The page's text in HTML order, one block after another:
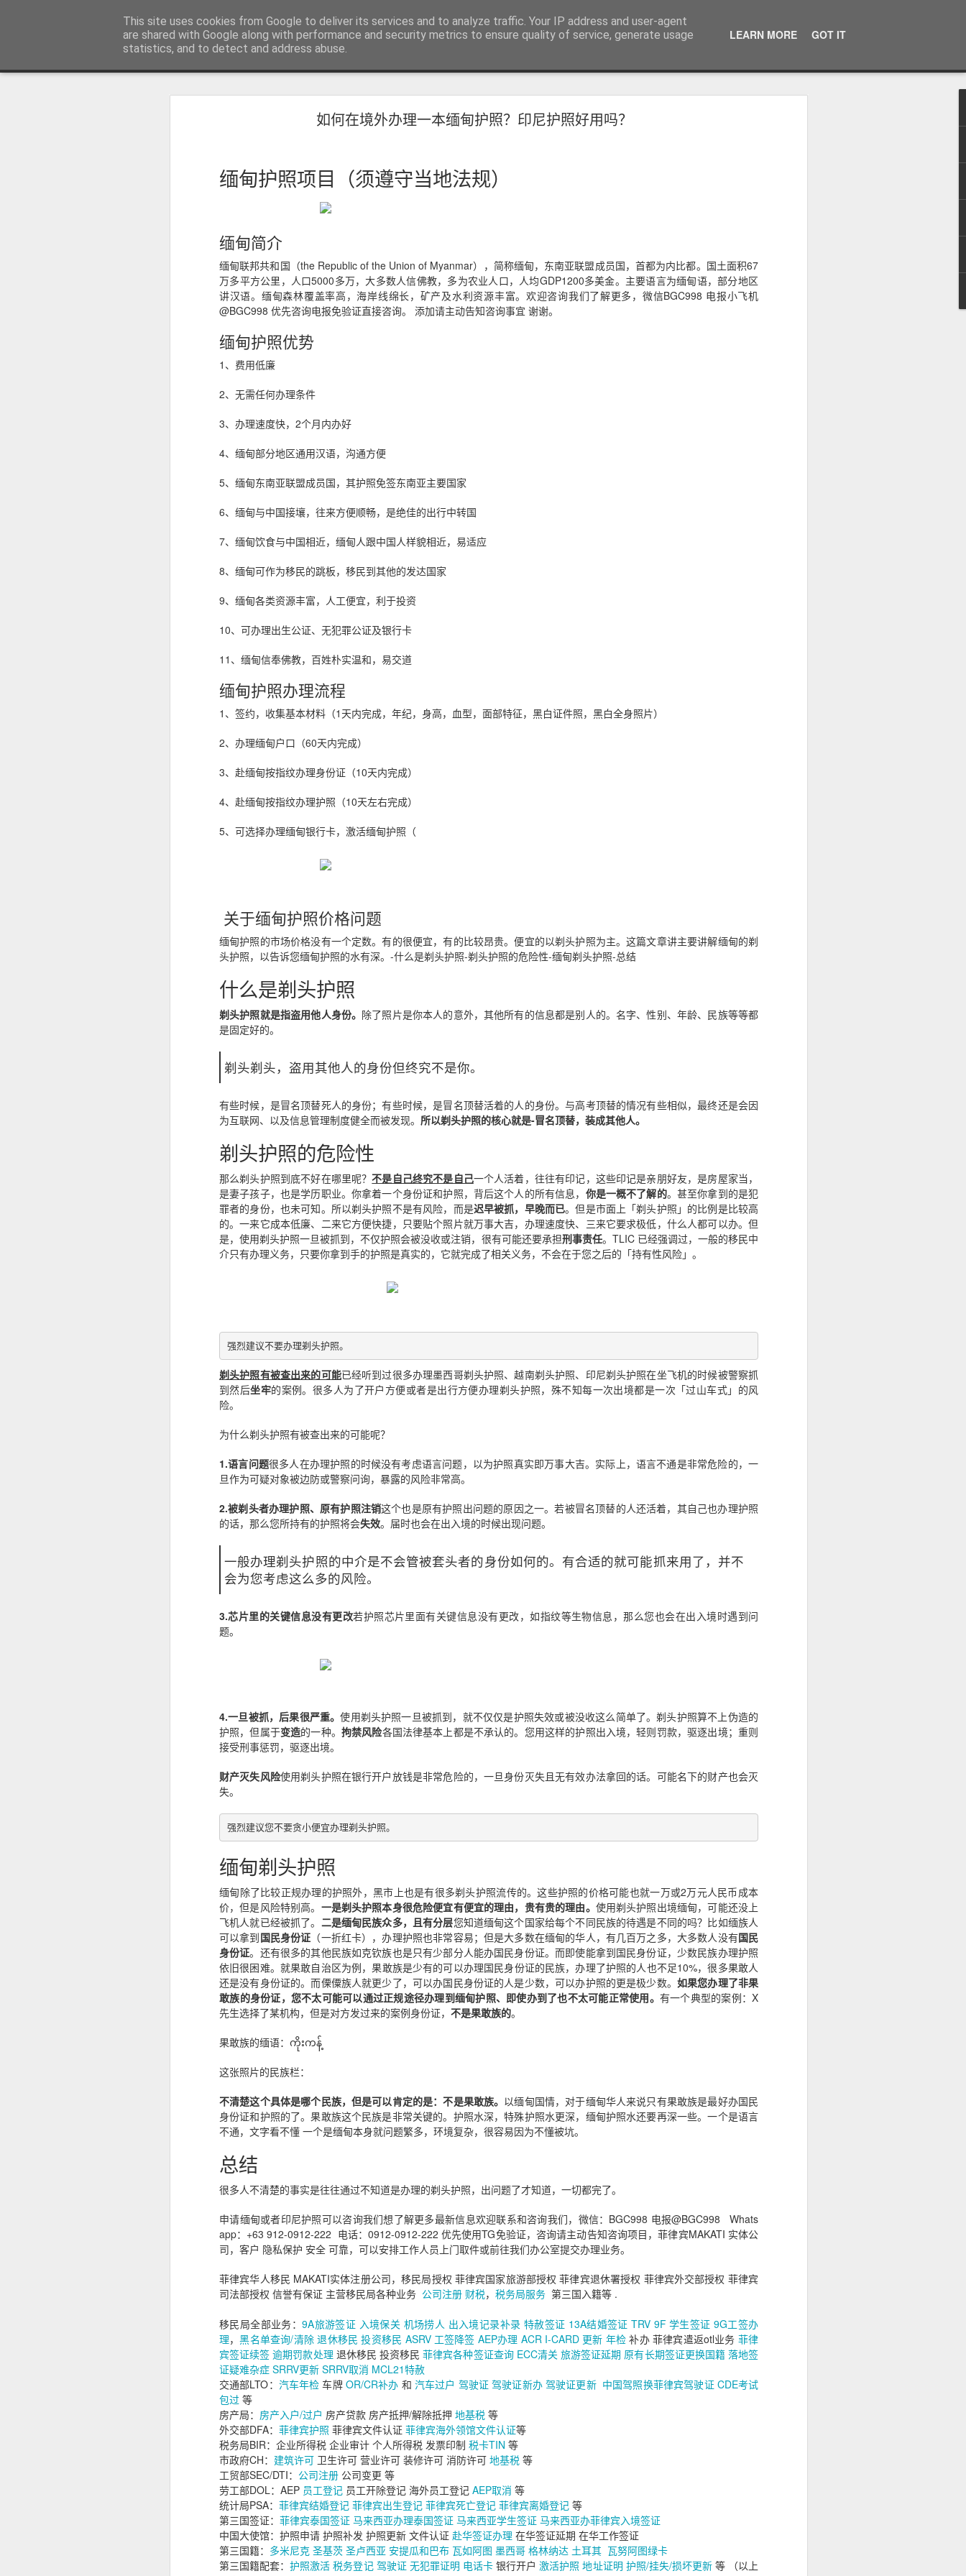
如何在境外办理一本缅甸护照？印尼护照好用吗？
缅甸护照项目（须遵守当地法规）
缅甸简介
缅甸联邦共和国（the Republic of the Union of Myanmar），简称缅甸，东南亚联盟成员国，首都为内比都。国土面积67
万多平方公里，人口5000多万，大多数人信佛教，多为农业人口，人均GDP1200多美金。主要语言为缅甸语，部分地区
讲汉语。缅甸森林覆盖率高，海岸线绵长，矿产及水利资源丰富。欢迎咨询我们了解更多，微信BGC998 电报小飞机
@BGC998 优先咨询电报免验证直接咨询。 添加请主动告知咨询事宜 谢谢。
缅甸护照优势
1、费用低廉
2、无需任何办理条件
3、办理速度快，2个月内办好
4、缅甸部分地区通用汉语，沟通方便
5、缅甸东南亚联盟成员国，其护照免签东南亚主要国家
6、缅甸与中国接壤，往来方便顺畅，是绝佳的出行中转国
7、缅甸饮食与中国相近，缅甸人跟中国人样貌相近，易适应
8、缅甸可作为移民的跳板，移民到其他的发达国家
9、缅甸各类资源丰富，人工便宜，利于投资
10、可办理出生公证、无犯罪公证及银行卡
11、缅甸信奉佛教，百姓朴实温和，易交道
缅甸护照办理流程
1、签约，收集基本材料（1天内完成，年纪，身高，血型，面部特征，黑白证件照，黑白全身照片）
2、办理缅甸户口（60天内完成）
3、赴缅甸按指纹办理身份证（10天内完成）
4、赴缅甸按指纹办理护照（10天左右完成）
5、可选择办理缅甸银行卡，激活缅甸护照（
关于缅甸护照价格问题
缅甸护照的市场价格没有一个定数。有的很便宜，有的比较昂贵。便宜的以剃头护照为主。这篇文章讲主要讲解缅甸的剃
头护照，以告诉您缅甸护照的水有深。-什么是剃头护照-剃头护照的危险性-缅甸剃头护照-总结
什么是剃头护照
剃头护照就是指盗用他人身份。 除了照片是你本人的意外，其他所有的信息都是别人的。名字、性别、年龄、民族等等都
是固定好的。
剃头剃头，盗用其他人的身份但终究不是你。
有些时候，是冒名顶替死人的身份；有些时候，是冒名顶替活着的人的身份。与高考顶替的情况有些相似，最终还是会因
为互联网、以及信息管理制度健全而被发现。 所以剃头护照的核心就是-冒名顶替，装成其他人。
剃头护照的危险性
那么剃头护照到底不好在哪里呢？不是自己终究不是自己一个人活着，往往有印记，这些印记是亲朋好友，是房屋家当，
是妻子孩子，也是学历职业。你拿着一个身份证和护照，背后这个人的所有信息， 你是一概不了解的。甚至你拿到的是犯
罪者的身份，也未可知。所以剃头护照不是有风险，而是迟早被抓，早晚而已。但是市面上「剃头护照」的比例是比较高
的。一来它成本低廉、二来它方便快捷，只要贴个照片就万事大吉，办理速度快、三来它要求极低，什么人都可以办。但
是，使用剃头护照一旦被抓到，不仅护照会被没收或注销，很有可能还要承担刑事责任。TLIC 已经强调过，一般的移民中
介只有办理义务，只要你拿到手的护照是真实的，它就完成了相关义务，不会在于您之后的「持有性风险」。
强烈建议不要办理剃头护照。
剃头护照有被查出来的可能已经听到过很多办理墨西哥剃头护照、越南剃头护照、印尼剃头护照在坐飞机的时候被警察抓
到然后坐牢的案例。很多人为了开户方便或者是出行方便办理剃头护照，殊不知每一次出境都是一次「过山车式」的风
险。
为什么剃头护照有被查出来的可能呢？
1.语言问题很多人在办理护照的时候没有考虑语言问题，以为护照真实即万事大吉。实际上，语言不通是非常危险的，一
旦作为可疑对象被边防或警察问询，暴露的风险非常高。
2.被剃头者办理护照、原有护照注销这个也是原有护照出问题的原因之一。若被冒名顶替的人还活着，其自己也办理护照
的话，那么您所持有的护照将会失效。届时也会在出入境的时候出现问题。
一般办理剃头护照的中介是不会管被套头者的身份如何的。有合适的就可能抓来用了，并不
会为您考虑这么多的风险。
3.芯片里的关键信息没有更改若护照芯片里面有关键信息没有更改，如指纹等生物信息，那么您也会在出入境时遇到问
题。
4.一旦被抓，后果很严重。使用剃头护照一旦被抓到，就不仅仅是护照失效或被没收这么简单了。剃头护照算不上伪造的
护照，但属于变造的一种。 拘禁风险各国法律基本上都是不承认的。您用这样的护照出入境，轻则罚款，驱逐出境；重则
接受刑事惩罚，驱逐出境。
财产灭失风险使用剃头护照在银行开户放钱是非常危险的，一旦身份灭失且无有效办法拿回的话。可能名下的财产也会灭
失。
强烈建议您不要贪小便宜办理剃头护照。
缅甸剃头护照
缅甸除了比较正规办理的护照外，黑市上也是有很多剃头护照流传的。这些护照的价格可能也就一万或2万元人民币成本
价，但是风险特别高。 一是剃头护照本身很危险便宜有便宜的理由，贵有贵的理由。 使用剃头护照出境缅甸，可能还没上
飞机人就已经被抓了。 二是缅甸民族众多，且有分层您知道缅甸这个国家给每个不同民族的待遇是不同的吗？比如缅族人
可以拿到国民身份证 （一折红卡），办理护照也非常容易；但是大多数在缅甸的华人，有几百万之多，大多数人没有国民
身份证。还有很多的其他民族如克钦族也是只有少部分人能办国民身份证。而即使能拿到国民身份证，少数民族办理护照
依旧很困难。就果敢自治区为例，果敢族是少有的可以办理国民身份证的民族，办理了护照的人也不足10%，很多果敢人
还是没有身份证的。而傈僳族人就更少了，可以办国民身份证的人是少数，可以办护照的更是极少数。 如果您办理了非果
敢族的身份证，您不太可能可以通过正规途径办理到缅甸护照、即使办到了也不太可能正常使用。 有一个典型的案例：X
先生选择了某机构，但是对方发过来的案例身份证， 不是果敢族的。
果敢族的缅语：ကိုးကန့်
这张照片的民族栏：
不清楚这个具体是哪个民族，但是可以肯定的是：不是果敢族。 以缅甸国情，对于缅甸华人来说只有果敢族是最好办国民
身份证和护照的了。果敢族这个民族是非常关键的。护照水深，特殊护照水更深，缅甸护照水还要再深一些。一个是语言
不通，文字看不懂 一个是缅甸本身就问题繁多，环境复杂，很容易因为不懂被坑。
总结
很多人不清楚的事实是往往通过不知道是办理的剃头护照，出问题了才知道，一切都完了。
申请缅甸或者印尼护照可以咨询我们想了解更多最新信息欢迎联系和咨询我们，微信：BGC998 电报@BGC998 Whats
app：+63 912-0912-222 电话：0912-0912-222 优先使用TG免验证，咨询请主动告知咨询项目，菲律宾MAKATI 实体公
司，客户 隐私保护 安全 可靠，可以安排工作人员上门取件或前往我们办公室提交办理业务。
菲律宾华人移民 MAKATI实体注册公司，移民局授权 菲律宾国家旅游部授权 菲律宾退休署授权 菲律宾外交部授权 菲律宾
司法部授权 信誉有保证 主营移民局各种业务 公司注册 财税， 税务局服务 第三国入籍等 .
移民局全部业务：9A旅游签证 入境保关 机场捞人 出入境记录补录 特赦签证 13A结婚签证 TRV 9F 学生签证 9G工签办
理，黑名单查询/清除 退休移民投资移民 ASRV 工签降签 AEP办理 ACR I-CARD 更新 年检补办 菲律宾遣返otl业务 菲律
宾签证续签 逾期罚款处理 退休移民 投资移民菲律宾各种签证查询 ECC清关 旅游签证延期 原有长期签证更换国籍 落地签
证疑难杂症 SRRV更新 SRRV取消 MCL21特赦
交通部LTO： 汽车年检 车牌 OR/CR补办 和 汽车过户 驾驶证 驾驶证新办 驾驶证更新 中国驾照换菲律宾驾驶证 CDE考试
包过 等
房产局： 房产入户/过户 房产贷款 房产抵押/解除抵押 地基税 等
外交部DFA： 菲律宾护照 菲律宾文件认证 菲律宾海外领馆文件认证等
税务局BIR：企业所得税 企业审计 个人所得税 发票印制 税卡TIN 等
市政府CH： 建筑许可 卫生许可 营业许可 装修许可 消防许可 地基税 等
工贸部SEC/DTI： 公司注册 公司变更 等
劳工部DOL：AEP 员工登记 员工开除登记 海外员工登记 AEP取消 等
统计局PSA： 菲律宾结婚登记 菲律宾出生登记 菲律宾死亡登记 菲律宾离婚登记 等
第三国签证： 菲律宾泰国签证 马来西亚办理泰国签证 马来西亚学生签证 马来西亚办菲律宾入境签证
中国大使馆：护照申请 护照补发 护照更新 文件认证 赴华签证办理 在华签证延期 在华工作签证
第三国籍： 多米尼克 圣基茨 圣卢西亚 安提瓜和巴布 瓦如阿图 墨西哥 格林纳达 土耳其 瓦努阿图绿卡
第三国籍配套：护照激活 税务登记 驾驶证 无犯罪证明 电话卡 银行开户激活护照 地址证明 护照/挂失/损坏更新 等 （以上
This site uses cookies from Google to deliver its services and to analyze traffic. Your IP address and user-agent
are shared with Google along with performance and security metrics to ensure quality of service, generate usage
statistics, and to detect and address abuse.
LEARN MORE GOT IT
菲律宾998VISA移民公司 WWW.SRRV.DE 咨询微信/电报 BGC998 咨询电报/微信 BGC998 咨询电话：09120912222 公司地址： 7F PCCI Corporate Centre 118 L.P. Leviste Street, Makati, Metro Manila
不用回菲律宾也可以办理菲律宾NBI
人在中国可以申请菲律宾NBI吗？不用回菲律宾也能了解正确办理方式
于是，很多人都会问：
有没有更方便的办理方式？
事实上，人在中国仍然可以根据自己的实际情况申请菲律宾NBI，但具体办理方式会因申请人的历史记录、身份资料及菲
许符合规定的申请人通过授权代表协助办理部分流程。
为什么回国以后还需要菲律宾NBI？
很多人认为，只要已经离开菲律宾，就不会再需要菲律宾政府文件。
实际上，在以下情况中，菲律宾NBI经常会被要求提供：
国外长期工作签证。
再次申请菲律宾长期签证。
菲律宾退休移民（SRRV）相关手续。
如果曾经在菲律宾合法居住过较长时间，有关机构可能要求提供菲律宾官方签发的无犯罪记录证明。具体要求应以申请机
人在中国是不是一定要回菲律宾？
这是咨询最多的问题。
菲律宾官方针对境外申请人提供了海外申请流程，符合条件的申请人可以按照官方要求准备相关材料，并可在符合规定的
哪些人最适合提前办理？
如果您曾经有以下经历，建议提前了解菲律宾NBI办理要求：
曾办理菲律宾9G工作签证。
曾长期持旅游签停留菲律宾。
曾办理菲律宾退休移民（SRRV）。
曾注册菲律宾公司。
即使目前没有新的菲律宾计划，未来申请其他国家签证或移民时，也有可能再次需要菲律宾NBI。
为什么很多人回国以后办理更困难？
人在菲律宾时，很多资料随时可以找到。
但回国几年以后，经常出现以下情况：
旧护照已经找不到。
菲律宾电话号码停用。
ACR I-Card遗失。
菲律宾住址记不完整。
旧签证资料没有保留。
这些情况虽然不会直接代表无法申请，但都会增加资料整理时间。
因此，建议尽可能保留曾经在菲律宾的重要官方文件。
提前咨询有哪些好处？